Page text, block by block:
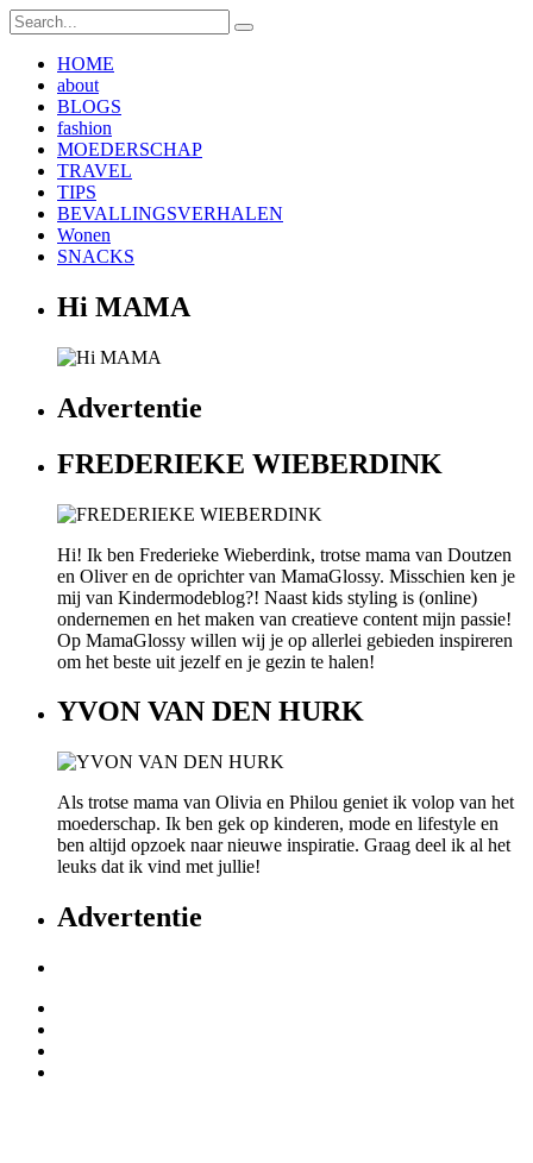
HOME
about
BLOGS
fashion
MOEDERSCHAP
TRAVEL
TIPS
BEVALLINGSVERHALEN
Wonen
SNACKS
Hi MAMA
Advertentie
FREDERIEKE WIEBERDINK
Hi! Ik ben Frederieke Wieberdink, trotse mama van Doutzen
en Oliver en de oprichter van MamaGlossy. Misschien ken je
mij van Kindermodeblog?! Naast kids styling is (online)
ondernemen en het maken van creatieve content mijn passie!
Op MamaGlossy willen wij je op allerlei gebieden inspireren
om het beste uit jezelf en je gezin te halen!
YVON VAN DEN HURK
Als trotse mama van Olivia en Philou geniet ik volop van het
moederschap. Ik ben gek op kinderen, mode en lifestyle en
ben altijd opzoek naar nieuwe inspiratie. Graag deel ik al het
leuks dat ik vind met jullie!
Advertentie